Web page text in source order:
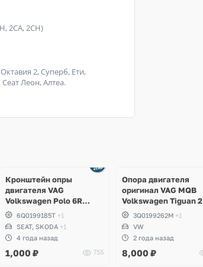
2CA, 2CH)
2, Суперб, Ети,
Леон, Алтеа.
Кронштейн опры
двигателя VAG
Volkswagen Polo 6R
sedan, Skoda Fabia, Seat
Ibiza
6Q0199185T +1
SEAT, SKODA +1
4 года назад
1,000 ₽ 755
Опора двигателя
оригинал VAG MQB
Volkswagen Tiguan 2
Allspace
3Q0199262M +1
VW
2 года назад
8,000 ₽